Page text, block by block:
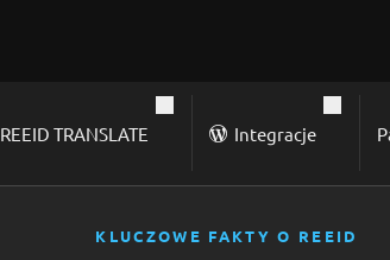
REEID TRANSLATE Integracje
KLUCZOWE FAKTY O REEID